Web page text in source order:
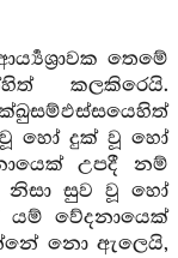
තෙමේ
කලකිරෙයි.
වූ හෝ දුක් වූ හෝ
උපදී නම්
නිසා සුව වූ හෝ
වේදනායෙක්
නො ඇලෙයි,